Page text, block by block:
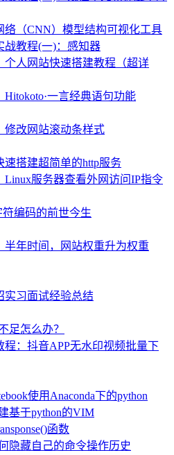
络（CNN）模型结构可视化工具
战教程(一)：感知器
个人网站快速搭建教程（超详
Hitokoto·一言经典语句功能
修改网站滚动条样式
速搭建超简单的http服务
Linux服务器查看外网访问IP指令
符编码的前世今生
半年时间，网站权重升为权重
实习面试经验总结
足怎么办？
程：抖音APP无水印视频批量下
使用Anaconda下的python
基于python的VIM
函数
隐藏自己的命令操作历史